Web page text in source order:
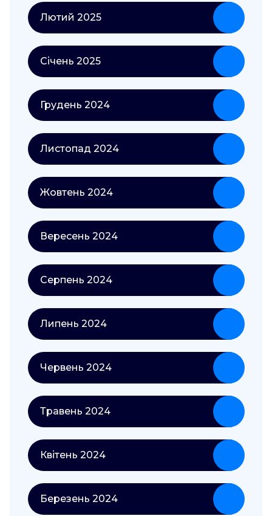
Лютий 2025
Січень 2025
Грудень 2024
Листопад 2024
Жовтень 2024
Вересень 2024
Серпень 2024
Липень 2024
Червень 2024
Травень 2024
Квітень 2024
Березень 2024